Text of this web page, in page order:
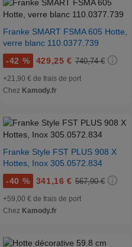
Franke SMART FSMA 605 Hotte,
verre blanc 110.0377.739
-42 % 429,25 € 740,74 €
+21,90 € de frais de port
Chez Kamody.fr
Franke Style FST PLUS 908 X
Hottes, Inox 305.0572.834
-40 % 341,16 € 567,90 €
+59,00 € de frais de port
Chez Kamody.fr